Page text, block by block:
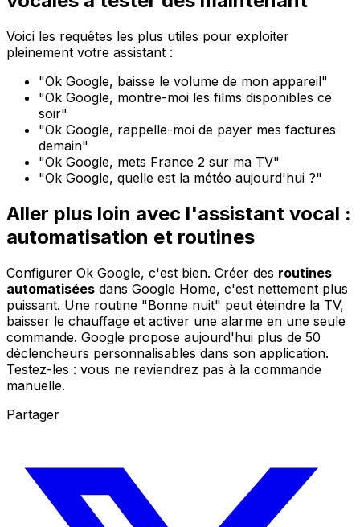
Voici les requêtes les plus utiles pour exploiter
pleinement votre assistant :
"Ok Google, baisse le volume de mon appareil"
"Ok Google, montre-moi les films disponibles ce
soir"
"Ok Google, rappelle-moi de payer mes factures
demain"
"Ok Google, mets France 2 sur ma TV"
"Ok Google, quelle est la météo aujourd'hui ?"
Aller plus loin avec l'assistant vocal :
automatisation et routines
Configurer Ok Google, c'est bien. Créer des routines
automatisées dans Google Home, c'est nettement plus
puissant. Une routine "Bonne nuit" peut éteindre la TV,
baisser le chauffage et activer une alarme en une seule
commande. Google propose aujourd'hui plus de 50
déclencheurs personnalisables dans son application.
Testez-les : vous ne reviendrez pas à la commande
manuelle.
Partager